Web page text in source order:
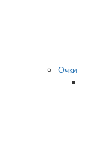
Очки